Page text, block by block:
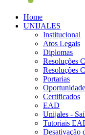
Home
UNIJALES
Institucional
Atos Legais
Diplomas
Resoluções
Resoluções
Portarias
Certificados
EAD
Unijales -
Tutoriais
Desativação